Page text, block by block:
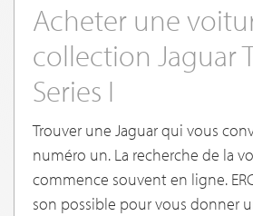
Acheter une
collection Jaguar
Series I
Trouver une Jaguar qui vous
numéro un. La recherche de la
commence souvent en ligne.
son possible pour vous donner